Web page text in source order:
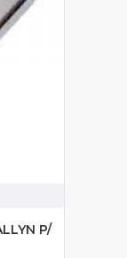
P/